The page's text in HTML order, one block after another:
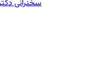
سخنرانی